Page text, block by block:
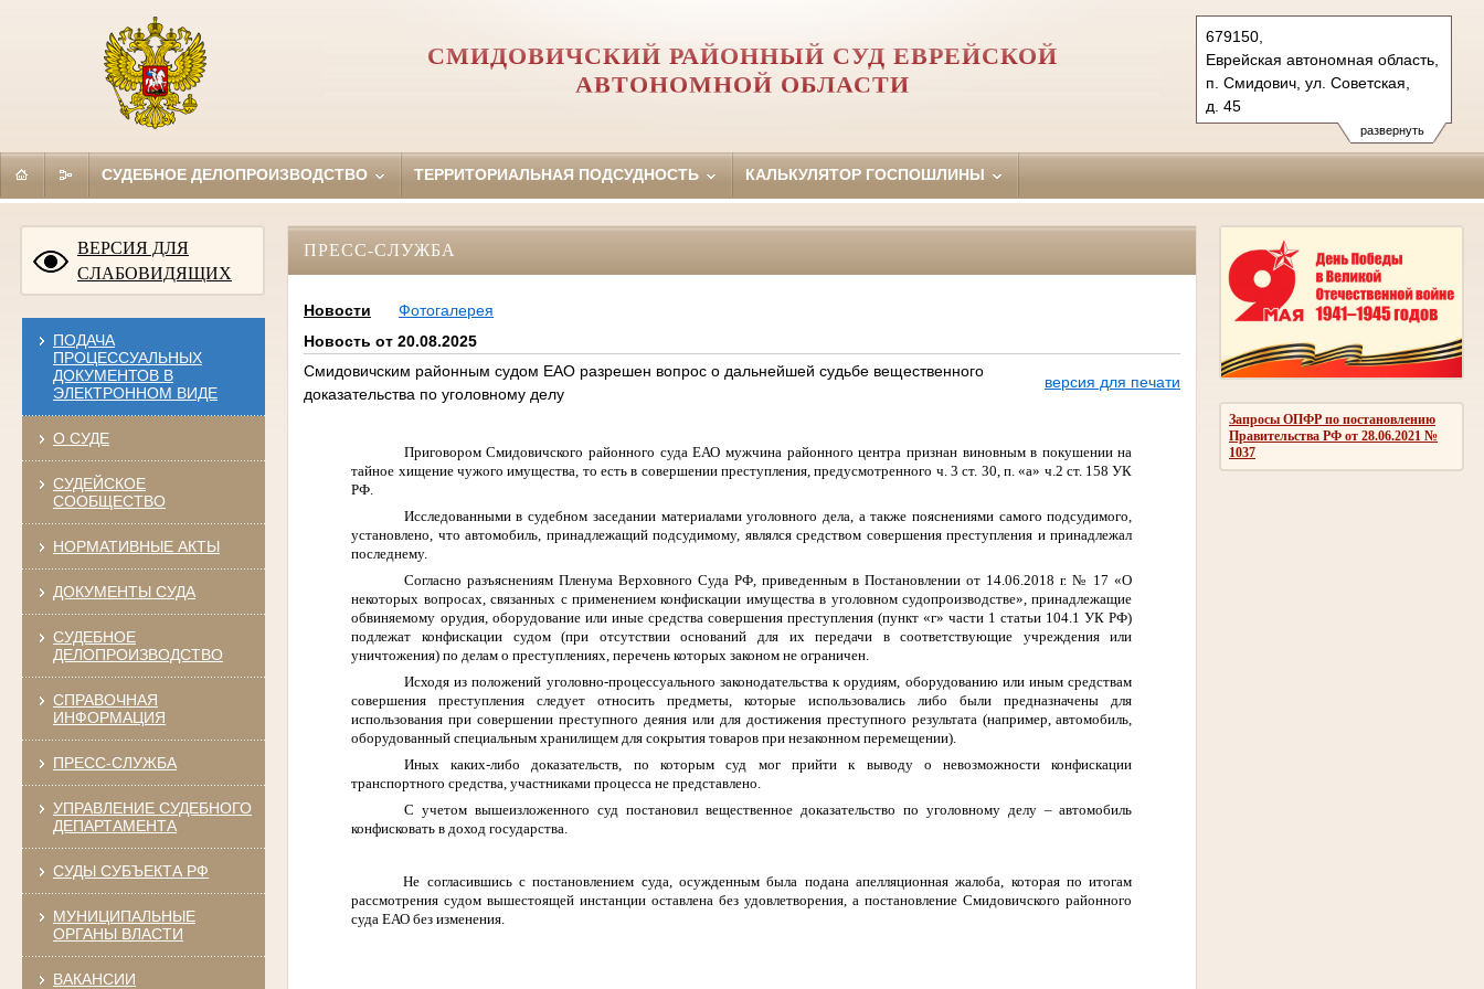
развернуть
679150,
Еврейская автономная область,
п. Смидович, ул. Советская,
д. 45
Тел.: (42632) 2-29-97, 2-21-
60 (ф.), 2-20-10 (тел. доверия)
СМИДОВИЧСКИЙ РАЙОННЫЙ СУД ЕВРЕЙСКОЙ
АВТОНОМНОЙ ОБЛАСТИ
СУДЕБНОЕ ДЕЛОПРОИЗВОДСТВО ТЕРРИТОРИАЛЬНАЯ ПОДСУДНОСТЬ КАЛЬКУЛЯТОР ГОСПОШЛИНЫ
ВЕРСИЯ ДЛЯ
СЛАБОВИДЯЩИХ
ПОДАЧА
ПРОЦЕССУАЛЬНЫХ
ДОКУМЕНТОВ В
ЭЛЕКТРОННОМ ВИДЕ
О СУДЕ
СУДЕЙСКОЕ
СООБЩЕСТВО
НОРМАТИВНЫЕ АКТЫ
ДОКУМЕНТЫ СУДА
СУДЕБНОЕ
ДЕЛОПРОИЗВОДСТВО
СПРАВОЧНАЯ
ИНФОРМАЦИЯ
ПРЕСС-СЛУЖБА
УПРАВЛЕНИЕ СУДЕБНОГО
ДЕПАРТАМЕНТА
СУДЫ СУБЪЕКТА РФ
МУНИЦИПАЛЬНЫЕ
ОРГАНЫ ВЛАСТИ
ВАКАНСИИ
Запросы ОПФР по постановлению
Правительства РФ от 28.06.2021 №
1037
ПРЕСС-СЛУЖБА
Новости
Фотогалерея
Новость от 20.08.2025
Смидовичским районным судом ЕАО разрешен вопрос о дальнейшей судьбе вещественного
доказательства по уголовному делу
версия для печати
Приговором Смидовичского районного суда ЕАО мужчина районного центра признан виновным в покушении на
тайное хищение чужого имущества, то есть в совершении преступления, предусмотренного ч. 3 ст. 30, п. «а» ч.2 ст. 158 УК
РФ.
Исследованными в судебном заседании материалами уголовного дела, а также пояснениями самого подсудимого,
установлено, что автомобиль, принадлежащий подсудимому, являлся средством совершения преступления и принадлежал
последнему.
Согласно разъяснениям Пленума Верховного Суда РФ, приведенным в Постановлении от 14.06.2018 г. № 17 «О
некоторых вопросах, связанных с применением конфискации имущества в уголовном судопроизводстве», принадлежащие
обвиняемому орудия, оборудование или иные средства совершения преступления (пункт «г» части 1 статьи 104.1 УК РФ)
подлежат конфискации судом (при отсутствии оснований для их передачи в соответствующие учреждения или
уничтожения) по делам о преступлениях, перечень которых законом не ограничен.
Исходя из положений уголовно-процессуального законодательства к орудиям, оборудованию или иным средствам
совершения преступления следует относить предметы, которые использовались либо были предназначены для
использования при совершении преступного деяния или для достижения преступного результата (например, автомобиль,
оборудованный специальным хранилищем для сокрытия товаров при незаконном перемещении).
Иных каких-либо доказательств, по которым суд мог прийти к выводу о невозможности конфискации
транспортного средства, участниками процесса не представлено.
С учетом вышеизложенного суд постановил вещественное доказательство по уголовному делу – автомобиль
конфисковать в доход государства.
Не согласившись с постановлением суда, осужденным была подана апелляционная жалоба, которая по итогам
рассмотрения судом вышестоящей инстанции оставлена без удовлетворения, а постановление Смидовичского районного
суда ЕАО без изменения.